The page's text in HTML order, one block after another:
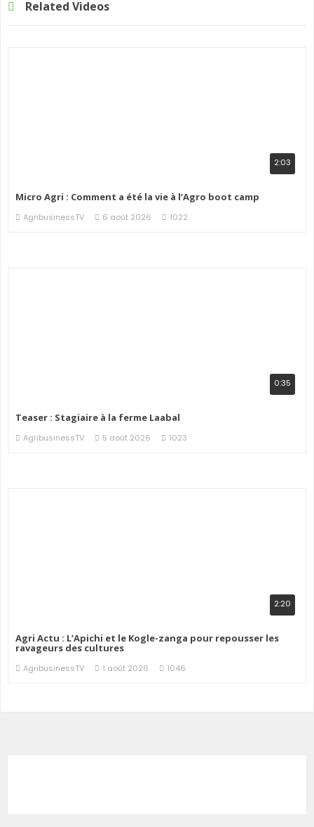
Related Videos
2:03
Micro Agri : Comment a été la vie à l’Agro boot camp
AgribusinessTV 6 août 2026 1022
0:35
Teaser : Stagiaire à la ferme Laabal
AgribusinessTV 5 août 2026 1023
2:20
Agri Actu : L’Apichi et le Kogle-zanga pour repousser les
ravageurs des cultures
AgribusinessTV 1 août 2026 1046